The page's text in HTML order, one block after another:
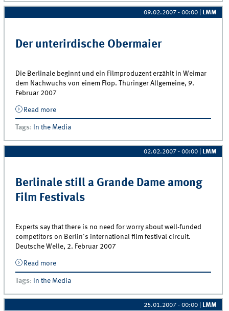
09.02.2007 - 00:00 LMM
Der unterirdische Obermaier
Die Berlinale beginnt und ein Filmproduzent erzählt in Weimar
dem Nachwuchs von einem Flop. Thüringer Allgemeine, 9.
Februar 2007
Read moreabout Der unterirdische Obermaier
Tags: In the Media
02.02.2007 - 00:00 LMM
Berlinale still a Grande Dame among
Film Festivals
Experts say that there is no need for worry about well-funded
competitors on Berlin's international film festival circuit.
Deutsche Welle, 2. Februar 2007
Read moreabout Berlinale still a Grande Dame among Film
Festivals
Tags: In the Media
25.01.2007 - 00:00 LMM